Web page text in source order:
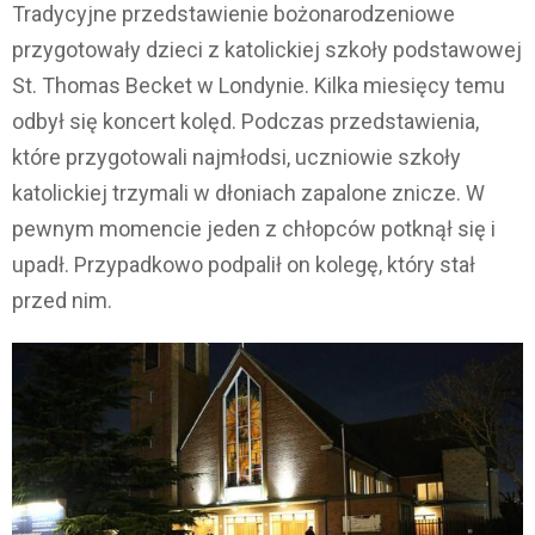
Tradycyjne przedstawienie bożonarodzeniowe
przygotowały dzieci z katolickiej szkoły podstawowej
St. Thomas Becket w Londynie. Kilka miesięcy temu
odbył się koncert kolęd. Podczas przedstawienia,
które przygotowali najmłodsi, uczniowie szkoły
katolickiej trzymali w dłoniach zapalone znicze. W
pewnym momencie jeden z chłopców potknął się i
upadł. Przypadkowo podpalił on kolegę, który stał
przed nim.